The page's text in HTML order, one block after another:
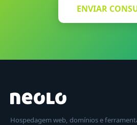
ENVIAR
Hospedagem web, domínios e